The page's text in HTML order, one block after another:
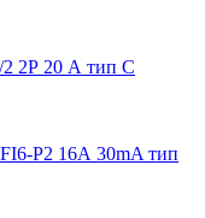
2 2Р 20 А тип С